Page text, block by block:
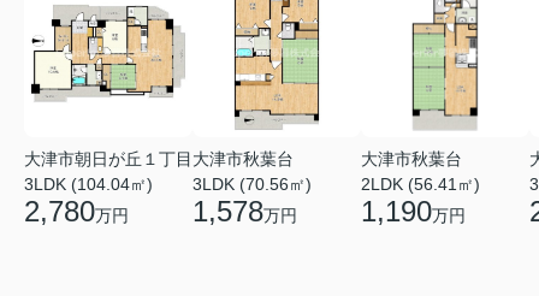
大津市朝日が丘１丁目
3LDK (104.04㎡)
2,780万円
大津市秋葉台
3LDK (70.56㎡)
1,578万円
大津市秋葉台
2LDK (56.41㎡)
1,190万円